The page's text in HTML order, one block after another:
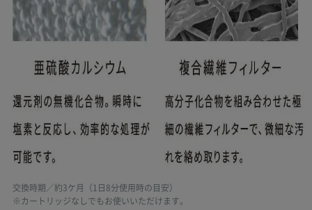
交換時期／約3ケ月（1日8分使用時の目安）
※カートリッジなしでもお使いいただけます。